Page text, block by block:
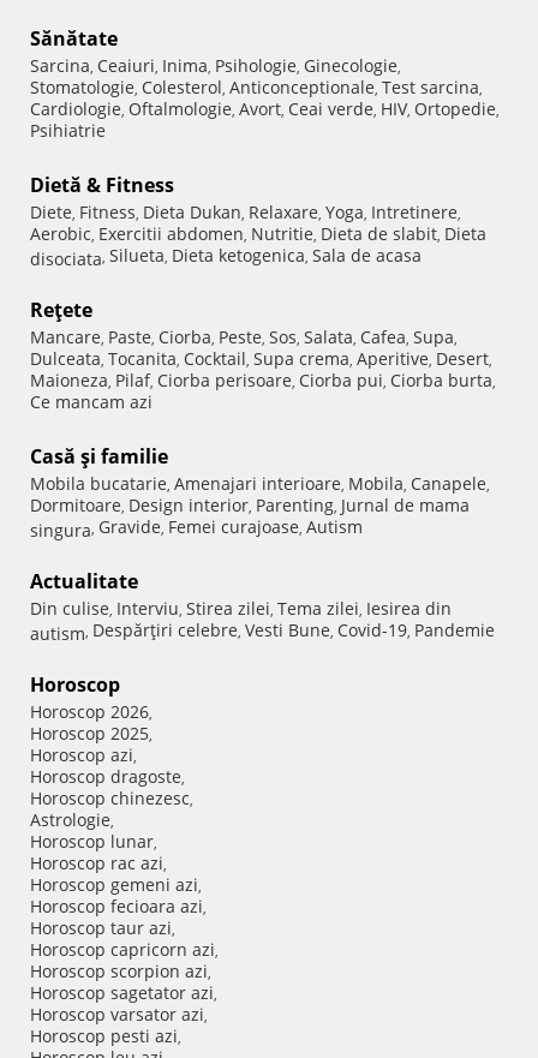
Sănătate
Sarcina, Ceaiuri, Inima, Psihologie, Ginecologie,
Stomatologie, Colesterol, Anticonceptionale, Test sarcina,
Cardiologie, Oftalmologie, Avort, Ceai verde, HIV, Ortopedie,
Psihiatrie
Dietă & Fitness
Diete, Fitness, Dieta Dukan, Relaxare, Yoga, Intretinere,
Aerobic, Exercitii abdomen, Nutritie, Dieta de slabit, Dieta
disociata, Silueta, Dieta ketogenica, Sala de acasa
Reţete
Mancare, Paste, Ciorba, Peste, Sos, Salata, Cafea, Supa,
Dulceata, Tocanita, Cocktail, Supa crema, Aperitive, Desert,
Maioneza, Pilaf, Ciorba perisoare, Ciorba pui, Ciorba burta,
Ce mancam azi
Casă şi familie
Mobila bucatarie, Amenajari interioare, Mobila, Canapele,
Dormitoare, Design interior, Parenting, Jurnal de mama
singura, Gravide, Femei curajoase, Autism
Actualitate
Din culise, Interviu, Stirea zilei, Tema zilei, Iesirea din
autism, Despărţiri celebre, Vesti Bune, Covid-19, Pandemie
Horoscop
Horoscop 2026,
Horoscop 2025,
Horoscop azi,
Horoscop dragoste,
Horoscop chinezesc,
Astrologie,
Horoscop lunar,
Horoscop rac azi,
Horoscop gemeni azi,
Horoscop fecioara azi,
Horoscop taur azi,
Horoscop capricorn azi,
Horoscop scorpion azi,
Horoscop sagetator azi,
Horoscop varsator azi,
Horoscop pesti azi,